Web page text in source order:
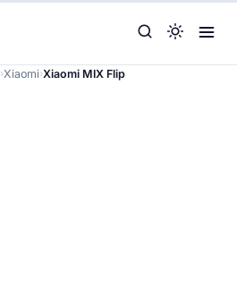
›Xiaomi›Xiaomi MIX Flip